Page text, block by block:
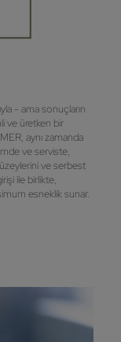
- ama sonuçların
ve üretken bir
aynı zamanda
ve serviste,
ve serbest
ile birlikte,
esneklik sunar.